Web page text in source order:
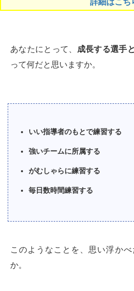
詳細はこち
あなたにとって、 成長する選手
って何だと思いますか。
いい指導者のもとで練習する
強いチームに所属する
がむしゃらに練習する
毎日数時間練習する
このようなことを、思い浮か
か。